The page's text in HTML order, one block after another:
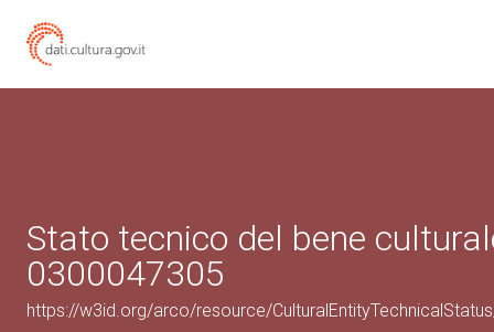
Stato tecnico del bene
0300047305
https://w3id.org/arco/resource/